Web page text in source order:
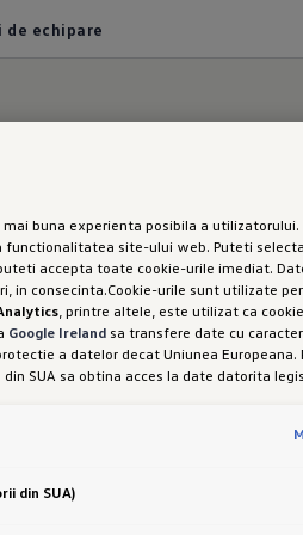
de echipare
ID.
Polo și găsește-ți favoritul
buna experienta posibila a utilizatorului.
site-ului web. Puteti
accepta toate cookie-urile imediat.
in consecinta.Cookie-urile sunt utilizate
, printre altele, este utilizat ca
Google Ireland sa transfere date cu
a datelor decat Uniunea Europeana.
SUA sa obtina acces la date datorita
in conformitate cu articolul 49 alineatul
web și pentru cookie-uri. Puteti gasi mai
uri sau in setarile cookie-urilor. Veti gasi
din SUA)